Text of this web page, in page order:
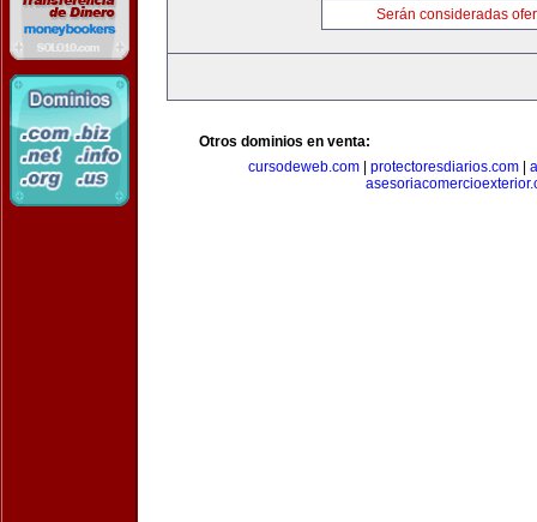
Serán consideradas
Otros dominios en venta:
cursodeweb.com
protectoresdiarios.com